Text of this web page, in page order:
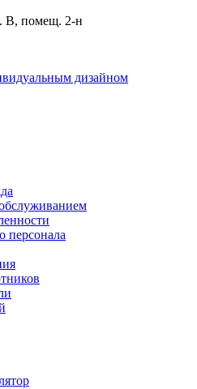
В, помещ. 2-н
дизайном
персонала